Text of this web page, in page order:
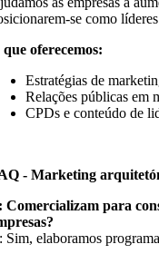
se como
que oferecemos:
Estratégias de
Relações públicas em
CPDs e conteúdo de
- Marketing
Comercializam para
Sim, elaboramos